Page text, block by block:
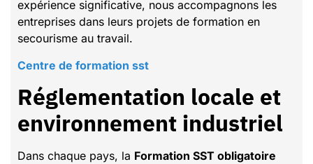
expérience significative, nous accompagnons les
entreprises dans leurs projets de formation en
secourisme au travail.
Centre de formation sst
Réglementation locale et
environnement industriel
Dans chaque pays, la Formation SST obligatoire